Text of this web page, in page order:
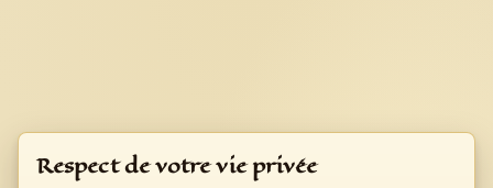
Respect de votre vie privée